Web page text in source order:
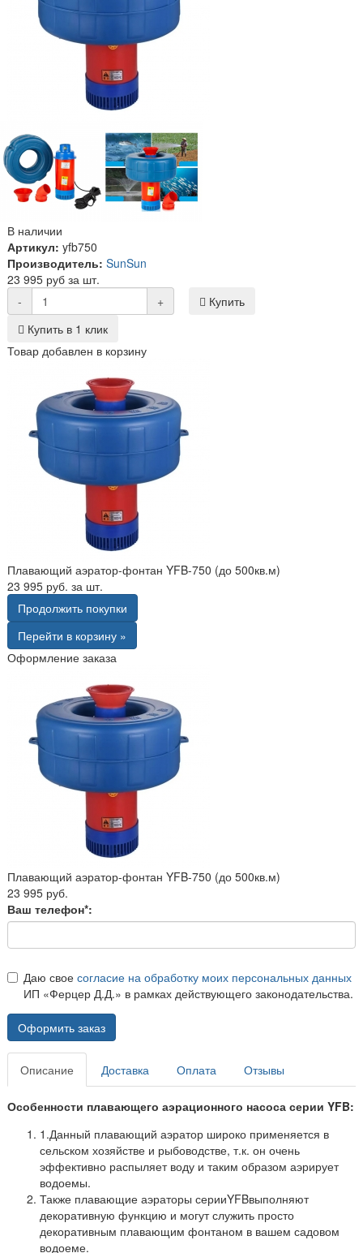
В наличии
Артикул: yfb750
Производитель: SunSun
23 995 руб за шт.
-
+
Купить
Купить в 1 клик
Товар добавлен в корзину
Плавающий аэратор-фонтан YFB-750 (до 500кв.м)
23 995 руб. за шт.
Продолжить покупки
Перейти в корзину »
Оформление заказа
Плавающий аэратор-фонтан YFB-750 (до 500кв.м)
23 995 руб.
Ваш телефон*:
Даю свое согласие на обработку моих персональных данных
ИП «Ферцер Д.Д.» в рамках действующего законодательства.
Оформить заказ
Описание Доставка Оплата Отзывы
Особенности плавающего аэрационного насоса серии YFB:
1.Данный плавающий аэратор широко применяется в
сельском хозяйстве и рыбоводстве, т.к. он очень
эффективно распыляет воду и таким образом аэрирует
водоемы.
Также плавающие аэраторы серииYFBвыполняют
декоративную функцию и могут служить просто
декоративным плавающим фонтаном в вашем садовом
водоеме.